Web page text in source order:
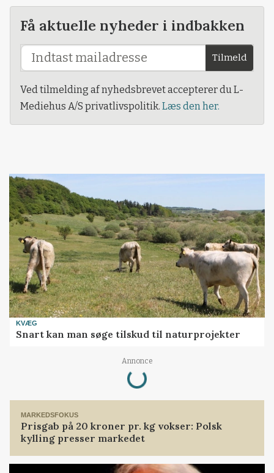
Få aktuelle nyheder i indbakken
Tilmeld
Ved tilmelding af nyhedsbrevet accepterer du L-
Mediehus A/S privatlivspolitik. Læs den her.
KVÆG
Snart kan man søge tilskud til naturprojekter
Annonce
Loading...
MARKEDSFOKUS
Prisgab på 20 kroner pr. kg vokser: Polsk
kylling presser markedet